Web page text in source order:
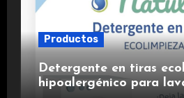
Productos
Detergente en tiras
hipoalergénico para